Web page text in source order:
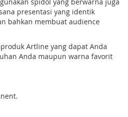
presentasi yang identik
bahkan membuat audience
Artline yang dapat Anda
Anda maupun warna favorit